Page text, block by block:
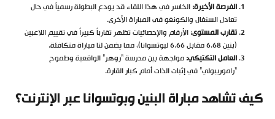
الفرصة الأخيرة:الخاسر في هذا اللقاء قد يودع البطولة رسمياً في حال
تعادل السنغال والكونغو في المباراة الأخرى.
تقارب المستوى:الأرقام والإحصائيات تظهر تقارباً كبيراً في تقييم اللاعبين
(بنين 6.68 مقابل 6.66 لبوتسوانا)، مما يضمن لنا مباراة متكافئة.
العامل التكتيكي:مواجهة بين مدرسة “روهر” الواقعية وطموح
“راموريبولي” في إثبات الذات أمام كبار القارة.
كيف تشاهد مباراة البنين وبوتسوانا عبر الإنترنت؟